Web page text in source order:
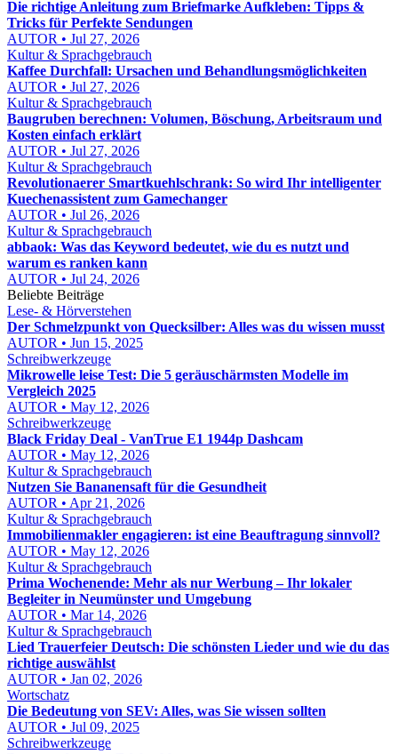
Die richtige Anleitung zum Briefmarke Aufkleben: Tipps &
Tricks für Perfekte Sendungen
AUTOR • Jul 27, 2026
Kultur & Sprachgebrauch
Kaffee Durchfall: Ursachen und Behandlungsmöglichkeiten
AUTOR • Jul 27, 2026
Kultur & Sprachgebrauch
Baugruben berechnen: Volumen, Böschung, Arbeitsraum und
Kosten einfach erklärt
AUTOR • Jul 27, 2026
Kultur & Sprachgebrauch
Revolutionaerer Smartkuehlschrank: So wird Ihr intelligenter
Kuechenassistent zum Gamechanger
AUTOR • Jul 26, 2026
Kultur & Sprachgebrauch
abbaok: Was das Keyword bedeutet, wie du es nutzt und
warum es ranken kann
AUTOR • Jul 24, 2026
Beliebte Beiträge
Lese- & Hörverstehen
Der Schmelzpunkt von Quecksilber: Alles was du wissen musst
AUTOR • Jun 15, 2025
Schreibwerkzeuge
Mikrowelle leise Test: Die 5 geräuschärmsten Modelle im
Vergleich 2025
AUTOR • May 12, 2026
Schreibwerkzeuge
Black Friday Deal - VanTrue E1 1944p Dashcam
AUTOR • May 12, 2026
Kultur & Sprachgebrauch
Nutzen Sie Bananensaft für die Gesundheit
AUTOR • Apr 21, 2026
Kultur & Sprachgebrauch
Immobilienmakler engagieren: ist eine Beauftragung sinnvoll?
AUTOR • May 12, 2026
Kultur & Sprachgebrauch
Prima Wochenende: Mehr als nur Werbung – Ihr lokaler
Begleiter in Neumünster und Umgebung
AUTOR • Mar 14, 2026
Kultur & Sprachgebrauch
Lied Trauerfeier Deutsch: Die schönsten Lieder und wie du das
richtige auswählst
AUTOR • Jan 02, 2026
Wortschatz
Die Bedeutung von SEV: Alles, was Sie wissen sollten
AUTOR • Jul 09, 2025
Schreibwerkzeuge